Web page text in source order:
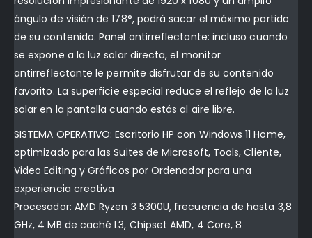
ángulo de visión de 178°, podrá sacar el máximo partido
de su contenido. Panel antirreflectante: incluso cuando
se expone a la luz solar directa, el monitor
antirreflectante le permite disfrutar de su contenido
favorito. La superficie especial reduce el reflejo de la luz
solar en la pantalla cuando estás al aire libre.
SISTEMA OPERATIVO: Escritorio HP con Windows 11 Home,
optimizado para las Suites de Microsoft, Tools, Cliente,
Video Editing y Gráficos por Ordenador para una
experiencia creativa
Procesador: AMD Ryzen 3 5300U, frecuencia de hasta 3,8
GHz, 4 MB de caché L3, Chipset AMD, 4 Core, 8